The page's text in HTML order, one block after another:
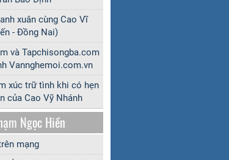
xuân cùng Cao Vĩ
- Đồng Nai)
và Tapchisongba.com
Vannghemoi.com.vn
xúc trữ tình khi có hẹn
của Cao Vỹ Nhánh
Ngọc Hiền
mạng